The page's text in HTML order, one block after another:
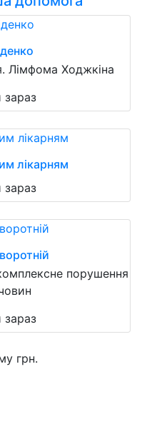
Лімфома Ходжкіна
лікарням
порушення
грн.